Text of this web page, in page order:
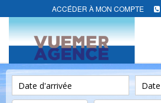
ACCÉDER À MON COMPTE